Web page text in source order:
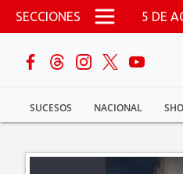
Pasar al contenido principal
SECCIONES 5 DE
SUCESOS NACIONAL
buscar
Sucesos
Nacional